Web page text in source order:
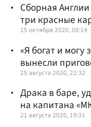
Сборная
три красные
15 октября 2020, 08:14
«Я богат и
вынесли
25 августа 2020, 22:32
Драка в баре,
на капитана
21 августа 2020, 19:31